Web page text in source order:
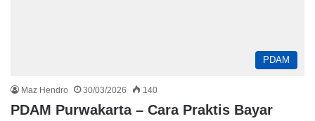
PDAM
Maz Hendro 30/03/2026 140
PDAM Purwakarta – Cara Praktis Bayar